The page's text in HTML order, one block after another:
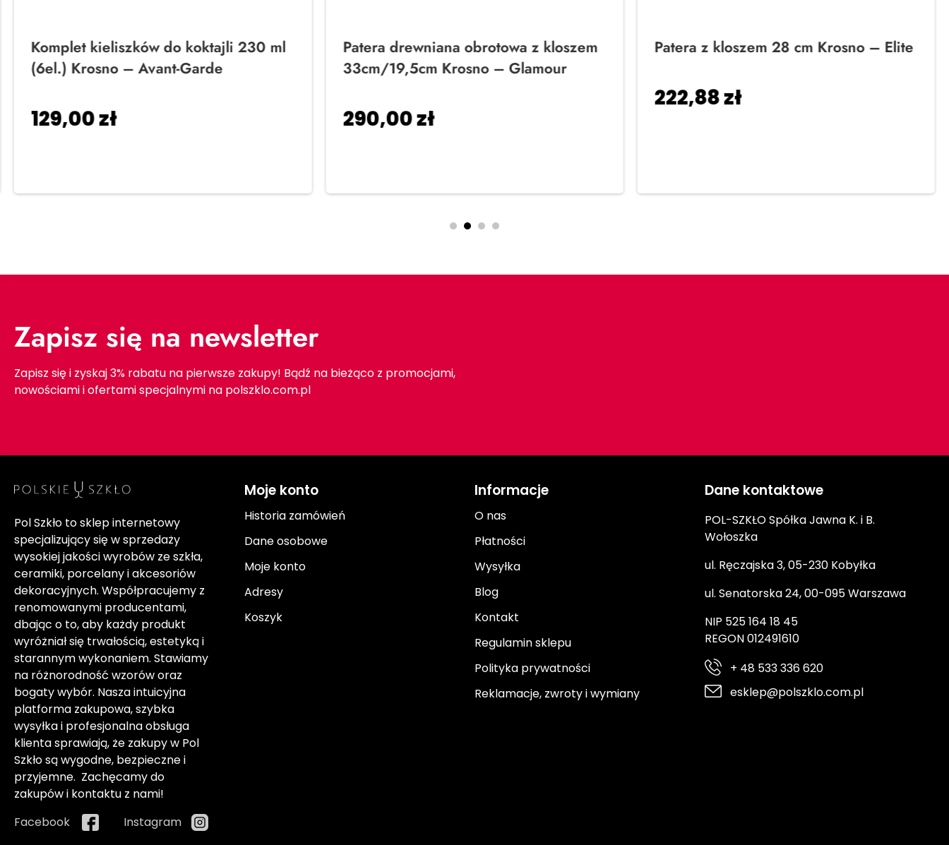
Komplet kieliszków do koktajli 230 ml
(6el.) Krosno – Avant-Garde
129,00zł
Patera drewniana obrotowa z kloszem
33cm/19,5cm Krosno – Glamour
290,00zł
Patera z kloszem 28 cm Krosno – Elite
222,88zł
Zapisz się na newsletter
Zapisz się i zyskaj 3% rabatu na pierwsze zakupy! Bądź na bieżąco z promocjami,
nowościami i ofertami specjalnymi na polszklo.com.pl
Pol Szkło to sklep internetowy
specjalizujący się w sprzedaży
wysokiej jakości wyrobów ze szkła,
ceramiki, porcelany i akcesoriów
dekoracyjnych. Współpracujemy z
renomowanymi producentami,
dbając o to, aby każdy produkt
wyróżniał się trwałością, estetyką i
starannym wykonaniem. Stawiamy
na różnorodność wzorów oraz
bogaty wybór. Nasza intuicyjna
platforma zakupowa, szybka
wysyłka i profesjonalna obsługa
klienta sprawiają, że zakupy w Pol
Szkło są wygodne, bezpieczne i
przyjemne. Zachęcamy do
zakupów i kontaktu z nami!
Facebook
Instagram
Moje konto
Historia zamówień
Dane osobowe
Moje konto
Adresy
Koszyk
Informacje
O nas
Płatności
Wysyłka
Blog
Kontakt
Regulamin sklepu
Polityka prywatności
Reklamacje, zwroty i wymiany
Dane kontaktowe
POL-SZKŁO Spółka Jawna K. i B.
Wołoszka
ul. Ręczajska 3, 05-230 Kobyłka
ul. Senatorska 24, 00-095 Warszawa
NIP 525 164 18 45
REGON 012491610
+ 48 533 336 620
esklep@polszklo.com.pl